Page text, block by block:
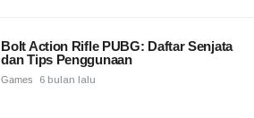
Bolt Action Rifle PUBG: Daftar Senjata
dan Tips Penggunaan
Games 6 bulan lalu